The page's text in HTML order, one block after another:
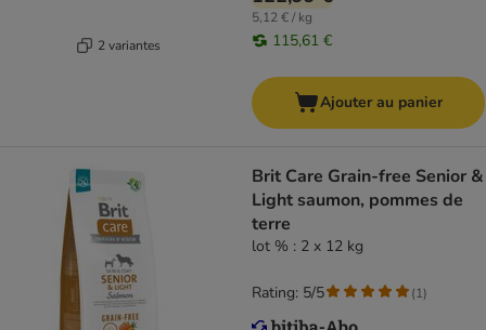
2 variantes
5,12 € / kg
115,61 €
Ajouter au panier
Brit Care Grain-free Senior &
Light saumon, pommes de
terre
lot % : 2 x 12 kg
Rating: 5/5 (1)